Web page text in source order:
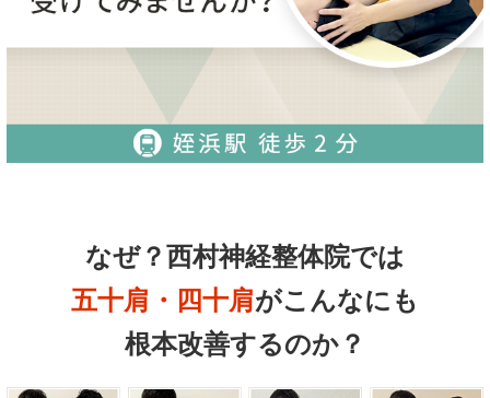
なぜ？西村神経整体院では
五十肩・四十肩がこんなにも
根本改善するのか？